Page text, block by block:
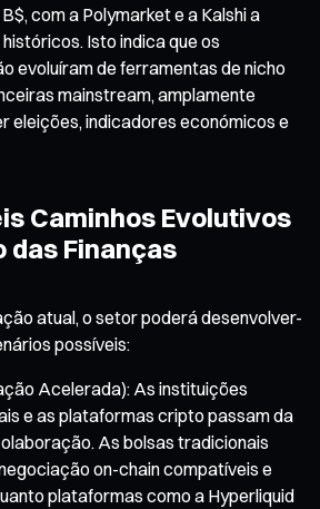
com a Polymarket e a Kalshi a
Isto indica que os
evoluíram de ferramentas de nicho
mainstream, amplamente
eleições, indicadores económicos e
Caminhos Evolutivos
das Finanças
atual, o setor poderá desenvolver-
possíveis:
Acelerada): As instituições
e as plataformas cripto passam da
As bolsas tradicionais
on-chain compatíveis e
plataformas como a Hyperliquid